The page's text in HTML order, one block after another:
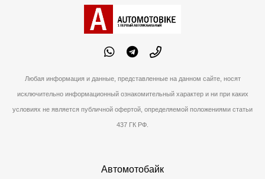
Любая информация и данные, представленные на данном сайте, носят
исключительно информационный ознакомительный характер и ни при каких
условиях не является публичной офертой, определяемой положениями статьи
437 ГК РФ.
Автомотобайк